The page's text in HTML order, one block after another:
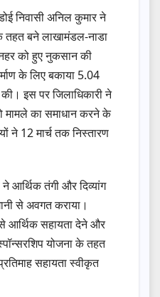
निवासी अनिल कुमार ने
तहत बने लाखामंडल-नाडा
को हुए नुकसान की
के लिए बकाया 5.04
इस पर जिलाधिकारी ने
मामले का समाधान करने के
ने 12 मार्च तक निस्तारण
आर्थिक तंगी और दिव्यांग
से अवगत कराया।
आर्थिक सहायता देने और
योजना के तहत
सहायता स्वीकृत